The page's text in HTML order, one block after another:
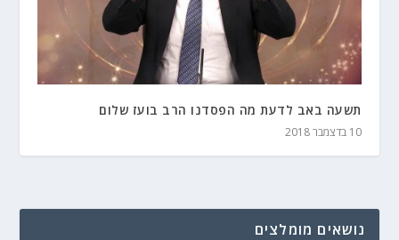
תשעה באב לדעת מה הפסדנו הרב בועז שלום
10 בדצמבר 2018
נושאים מומלצים